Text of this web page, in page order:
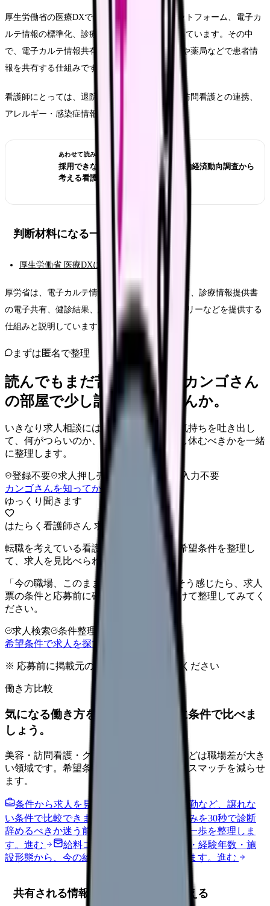
厚生労働省の医療DXでは、全国医療情報プラットフォーム、電子カ
ルテ情報の標準化、診療報酬改定DXが柱になっています。その中
で、電子カルテ情報共有サービスは、医療機関や薬局などで患者情
報を共有する仕組みです。
看護師にとっては、退院支援、外来引き継ぎ、訪問看護との連携、
アレルギー・感染症情報の確認に関係します。
あわせて読みたい
採用できない職場を見抜くには？労働経済動向調査から
考える看護師の面接質問
判断材料になる一次情報
厚生労働省 医療DXについて
厚労省は、電子カルテ情報共有サービスについて、診療情報提供書
の電子共有、健診結果、患者の6情報、患者サマリーなどを提供する
仕組みと説明しています。
まずは匿名で整理
読んでもまだ苦しいなら、カンゴさん
の部屋で少し話してみませんか。
いきなり求人相談には進みません。今の気持ちを吐き出し
て、何がつらいのか、辞めるべきか、少し休むべきかを一緒
に整理します。
登録不要 求人押し売りなし
病院名は入力不要
カンゴさんを知ってから相談する
ゆっくり聞きます
はたらく看護師さん 求人
転職を考えている看護師さんへ。まずは希望条件を整理し
て、求人を見比べられます。
「今の職場、このままでいいのかな...」そう感じたら、求人
票の条件と応募前に確認したい不安を分けて整理してみてく
ださい。
求人検索 条件整理
希望条件で求人を探す
※ 応募前に掲載元の最新情報を確認してください
働き方比較
気になる働き方を、求人を見る前に条件で比べま
しょう。
美容・訪問看護・クリニック・夜勤なしなどは職場差が大き
い領域です。希望条件を先に整理するとミスマッチを減らせ
ます。
条件から求人を見る
夜勤回数・残業・通勤など、譲れな
い条件で比較できます。
職場の悩みを30秒で診断
辞めるべきか迷う前に、悩みの種類と次の一歩を整理しま
す。 進む 給料コンパスで比較する
地域・経験年数・施
設形態から、今の給料の現在地を確認できます。 進む
共有される情報を看護業務に置き換える